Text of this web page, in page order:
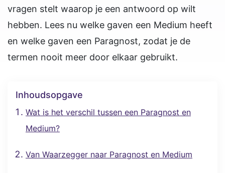
vragen stelt waarop je een antwoord op wilt
hebben. Lees nu welke gaven een Medium heeft
en welke gaven een Paragnost, zodat je de
termen nooit meer door elkaar gebruikt.
Inhoudsopgave
Wat is het verschil tussen een Paragnost en
Medium?
Van Waarzegger naar Paragnost en Medium